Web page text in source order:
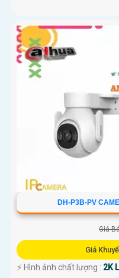
DH-P3B-PV
Giá
Giá
️⚡ Hình ảnh chất lượng : 2K